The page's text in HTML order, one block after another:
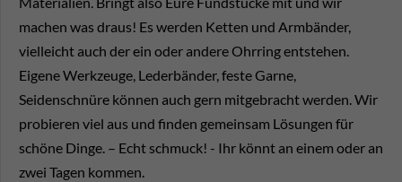
machen was draus! Es werden Ketten und Armbänder,
vielleicht auch der ein oder andere Ohrring entstehen.
Eigene Werkzeuge, Lederbänder, feste Garne,
Seidenschnüre können auch gern mitgebracht werden. Wir
probieren viel aus und finden gemeinsam Lösungen für
schöne Dinge. – Echt schmuck! - Ihr könnt an einem oder an
zwei Tagen kommen.